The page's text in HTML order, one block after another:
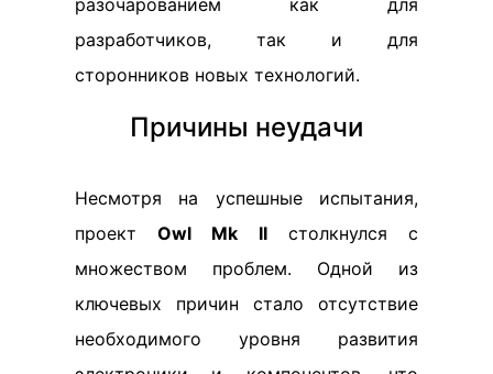
разработчиков, так и для
сторонников новых технологий.
Причины неудачи
Несмотря на успешные испытания,
проектOwl Mk IIстолкнулся с
множеством проблем. Одной из
ключевых причин стало отсутствие
необходимого уровня развития